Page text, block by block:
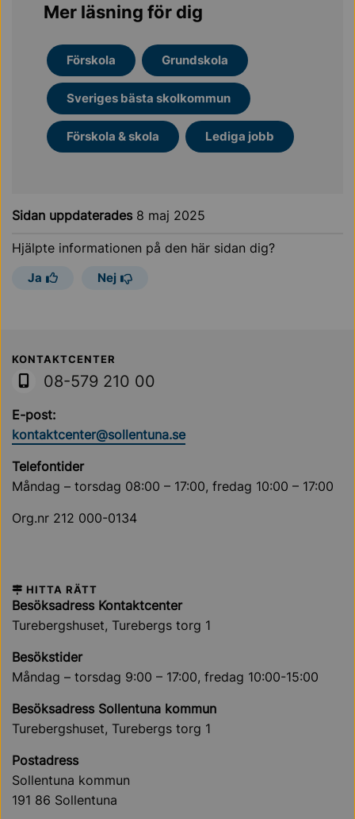
Mer läsning för dig
Förskola Grundskola
Sveriges bästa skolkommun
Förskola & skola Lediga jobb
Sidan uppdaterades 8 maj 2025
Hjälpte informationen på den här sidan dig?
Ja Nej
Sollentuna Kommun
KONTAKTCENTER
08-579 210 00
E-post:
kontaktcenter@sollentuna.se
Telefontider
Måndag – torsdag 08:00 – 17:00, fredag 10:00 – 17:00
Org.nr 212 000-0134
HITTA RÄTT
Besöksadress Kontaktcenter
Turebergshuset, Turebergs torg 1
Besökstider
Måndag – torsdag 9:00 – 17:00, fredag 10:00-15:00
Besöksadress Sollentuna kommun
Turebergshuset, Turebergs torg 1
Postadress
Sollentuna kommun
191 86 Sollentuna